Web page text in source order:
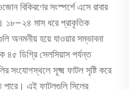
বিকিরণের সংস্পর্শে এসে রাবার
১৮–২৪ মাস ধরে প্রাকৃতিক
অনমনীয় হয়ে যাওয়ার সম্ভাবনা
৪৫ ডিগ্রি সেলসিয়াস পর্যন্ত
সংযোগস্থলে সূক্ষ্ম ফাটল সৃষ্টি করে
পারে। এই ফাটলগুলি সিলের